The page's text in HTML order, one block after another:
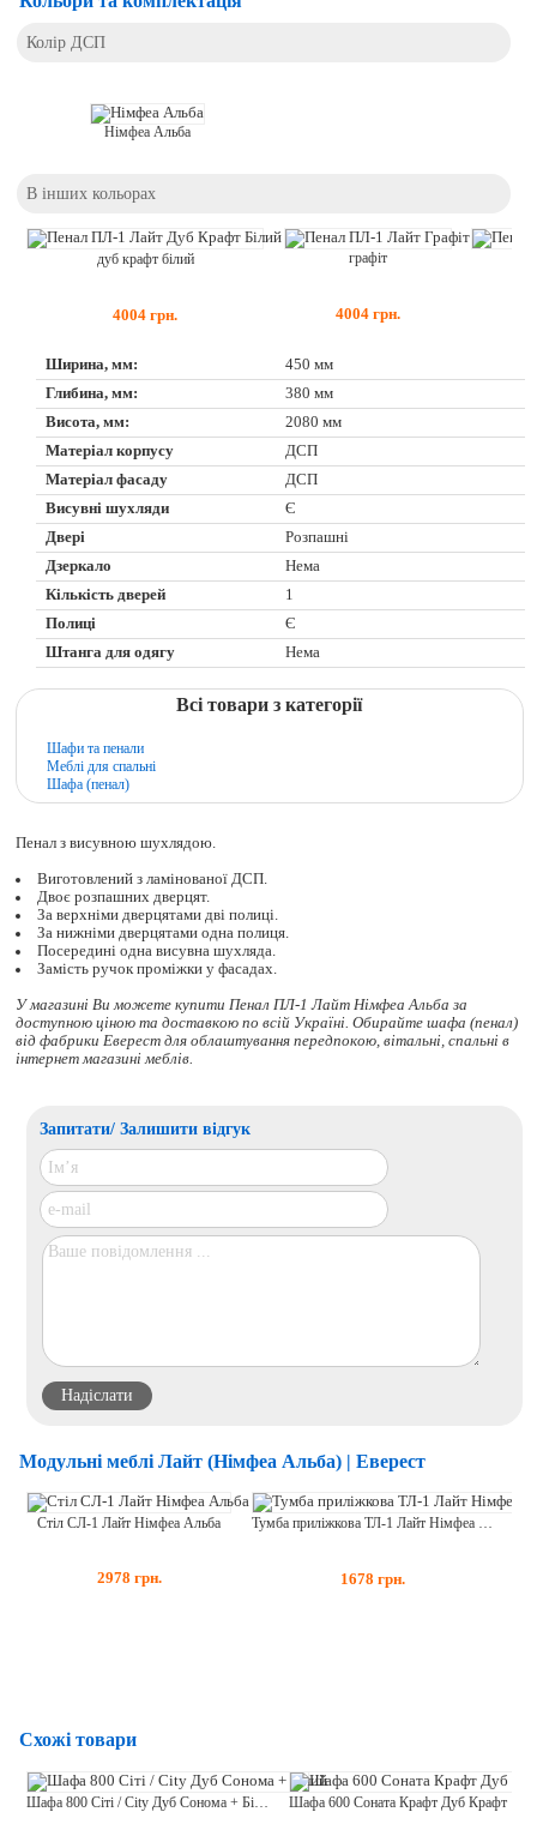
Колір ДСП
Німфеа Альба
В інших кольорах
дуб крафт білий
4004 грн.
графіт
4004 грн.
Ширина, мм:
450 мм
Глибина, мм:
380 мм
Висота, мм:
2080 мм
Матеріал корпусу
ДСП
Матеріал фасаду
ДСП
Висувні шухляди
Є
Двері
Розпашні
Дзеркало
Нема
Кількість дверей
1
Полиці
Є
Штанга для одягу
Нема
Всі товари з категорії
Шафи та пенали
Меблі для спальні
Шафа (пенал)
Пенал з висувною шухлядою.
Виготовлений з ламінованої ДСП.
Двоє розпашних дверцят.
За верхніми дверцятами дві полиці.
За нижніми дверцятами одна полиця.
Посередині одна висувна шухляда.
Замість ручок проміжки у фасадах.
У магазині Ви можете купити Пенал ПЛ-1 Лайт Німфеа Альба за
доступною ціною та доставкою по всій Україні. Обирайте шафа (пенал)
від фабрики Еверест для облаштування передпокою, вітальні, спальні в
інтернет магазині меблів.
Запитати/ Залишити відгук
Модульні меблі Лайт (Німфеа Альба) | Еверест
Стіл СЛ-1 Лайт Німфеа Альба
2978 грн. 1678 грн.
Схожі товари